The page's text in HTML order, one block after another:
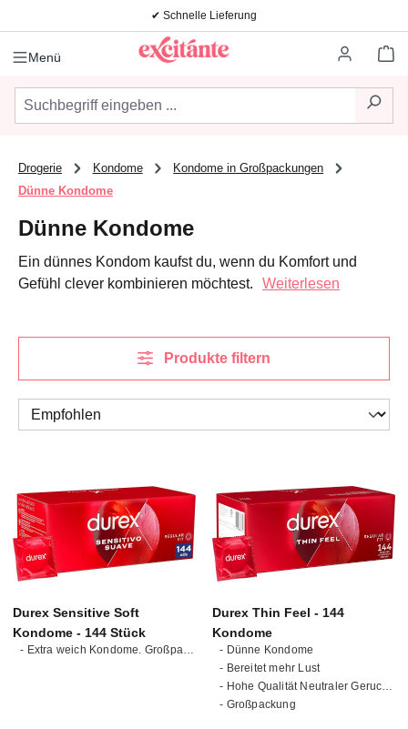
Zum Hauptinhalt springen✔ Schnelle Lieferung
Menü
Drogerie Kondome
Kondome in Großpackungen
Dünne Kondome
Dünne Kondome
Ein dünnes Kondom kaufst du, wenn du Komfort und
Gefühl clever kombinieren möchtest.
Weiterlesen
Produkte filtern
Durex Sensitive Soft
Kondome - 144 Stück
- Extra weich Kondome. Großpackung. Einfach anzuziehen. Komfortable Passform. Mit Gleitmittel auf Silikonbasis.
Durex Thin Feel - 144
Kondome
- Dünne Kondome
- Bereitet mehr Lust
- Hohe Qualität Neutraler Geruch und Geschmack
- Großpackung